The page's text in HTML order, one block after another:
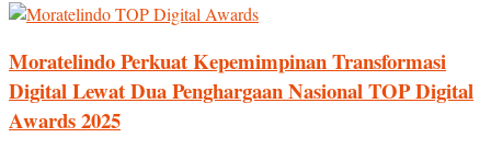
Moratelindo Perkuat Kepemimpinan Transformasi
Digital Lewat Dua Penghargaan Nasional TOP Digital
Awards 2025